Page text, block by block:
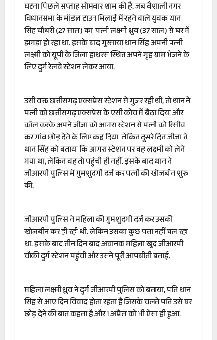
घटना पिछले सप्ताह सोमवार शाम की है. जब वैशाली नगर
विधानसभा के मॉडल टाउन भिलाई में रहने वाले युवक थान
सिंह चौधरी (27 साल) का पत्नी लक्ष्मी ध्रुव (37 साल) से घर में
झगड़ा हो रहा था. इसके बाद गुस्साया थान सिंह अपनी पत्नी
लक्ष्मी को यूपी के जिला हाथरस स्थित अपने गृह ग्राम भेजने के
लिए दुर्ग रेलवे स्टेशन लेकर आया.
उसी वक्त छत्तीसगढ़ एक्सप्रेस स्टेशन से गुजर रही थी, तो थान ने
पत्नी को छत्तीसगढ़ एक्सप्रेस के एसी कोच में बैठा दिया और
कॉल करके अपने जीजा को आगरा स्टेशन से पत्नी को रिसीव
कर गांव छोड़ देने के लिए कह दिया. लेकिन दूसरे दिन जीजा ने
थान सिंह को बताया कि आगरा स्टेशन पर वह लक्ष्मी को लेने
गया था, लेकिन वह तो पहुंची ही नहीं. इसके बाद थान ने
जीआरपी पुलिस में गुमशुदगी दर्ज कर पत्नी की खोजबीन शुरू
की.
जीआरपी पुलिस ने महिला की गुमशुदगी दर्ज कर उसकी
खोजबीन कर ही रही थी. लेकिन उसका कुछ पता नहीं चल रहा
था. इसके बाद तीन दिन बाद अचानक महिला खुद जीआरपी
चौकी दुर्ग स्टेशन पहुंची और उसने पूरी आपबीती बताई.
महिला लक्ष्मी ध्रुव ने दुर्ग जीआरपी पुलिस को बताया, पति थान
सिंह से आए दिन विवाद होता रहता है जिसके चलते पति उसे घर
छोड़ देने की बात कहता है और 1 अप्रैल को भी ऐसा ही हुआ.